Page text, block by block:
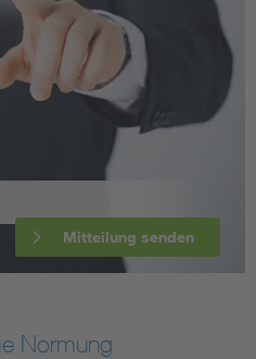
Mitteilung senden
Normung